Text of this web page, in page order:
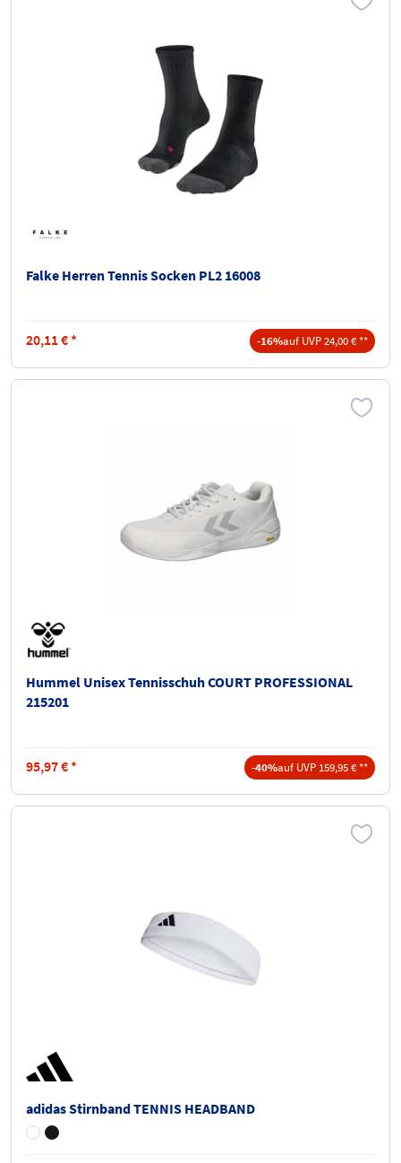
Falke Herren Tennis Socken PL2 16008
20,11€ * -16%auf UVP 24,00 € **
Hummel Unisex Tennisschuh COURT PROFESSIONAL
215201
95,97€ * -40%auf UVP 159,95 € **
adidas Stirnband TENNIS HEADBAND